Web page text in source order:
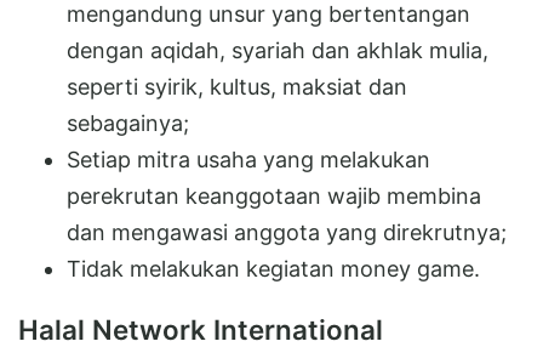
mengandung unsur yang bertentangan
dengan aqidah, syariah dan akhlak mulia,
seperti syirik, kultus, maksiat dan
sebagainya;
Setiap mitra usaha yang melakukan
perekrutan keanggotaan wajib membina
dan mengawasi anggota yang direkrutnya;
Tidak melakukan kegiatan money game.
Halal Network International